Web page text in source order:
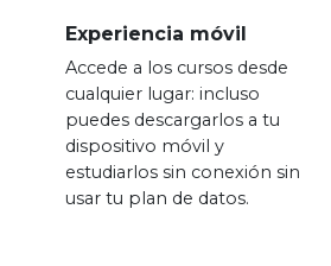
Experiencia móvil
Accede a los cursos desde
cualquier lugar: incluso
puedes descargarlos a tu
dispositivo móvil y
estudiarlos sin conexión sin
usar tu plan de datos.